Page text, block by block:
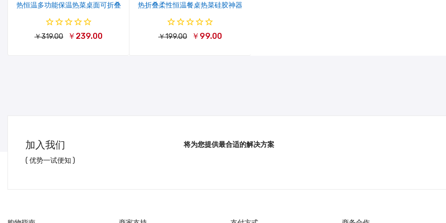
热恒温多功能保温热菜桌面可折叠
￥319.00 ￥239.00
热折叠柔性恒温餐桌热菜硅胶神器
￥199.00 ￥99.00
加入我们
( 优势一试便知 )
将为您提供最合适的解决方案